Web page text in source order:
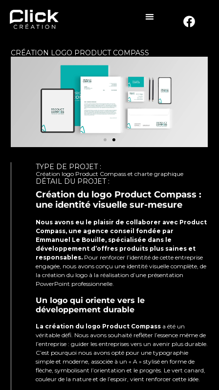
CRÉATION LOGO PRODUCT COMPASS
TYPE DE PROJET :
Création logo Product Compass et charte graphique
DÉTAIL DU PROJET :
Création du logo Product Compass :
une identité visuelle sur-mesure
Nous avons eu le plaisir de collaborer avec Product
Compass, une agence conseil fondée par
Emmanuel Le Bouille, spécialisée dans le
développement d’offres produits plus saines et
responsables. Pour renforcer l’identité de cette entreprise
engagée, nous avons conçu une identité visuelle complète, de
la création du logo à la réalisation d’une présentation
PowerPoint professionnelle.
Un logo qui oriente vers le
développement durable
La création du logo Product Compass a été un
véritable défi. Nous avons souhaité refléter l’essence même de
l’entreprise : guider les entreprises vers un avenir plus durable.
C’est pourquoi nous avons opté pour une typographie
simple et moderne, associée à un « A » stylisé en forme de
flèche, symbolisant l’orientation et le progrès. Le vert canard,
couleur de la nature et de l’espoir, vient renforcer cette idée.